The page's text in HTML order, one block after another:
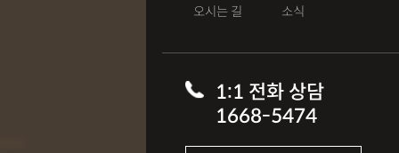
오시는 길
소식
1:1 전화 상담
1668-5474